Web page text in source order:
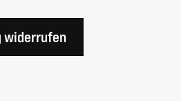
widerrufen